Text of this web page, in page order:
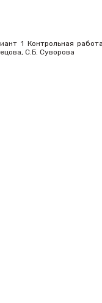
1 Контрольная
С.Б. Суворова